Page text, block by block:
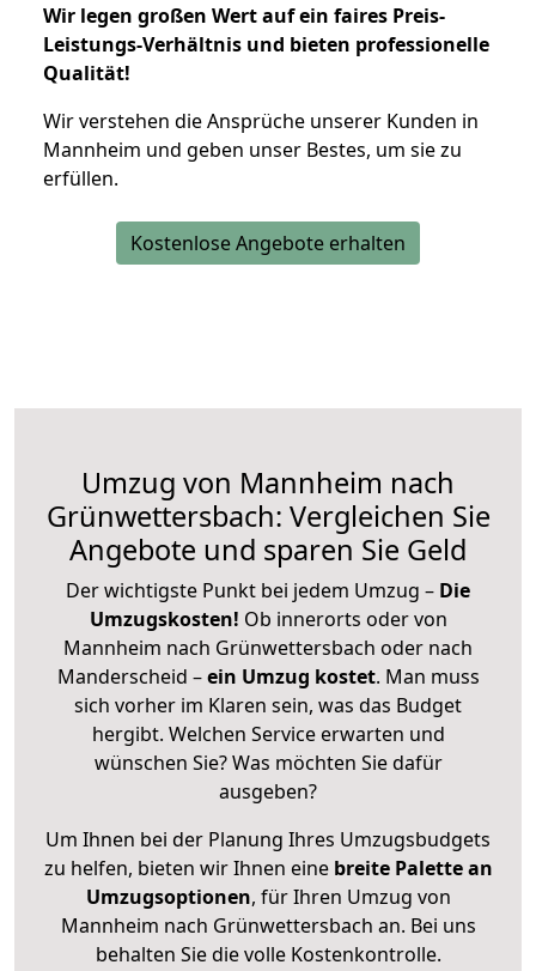
Wir legen großen Wert auf ein faires Preis-
Leistungs-Verhältnis und bieten professionelle
Qualität!
Wir verstehen die Ansprüche unserer Kunden in
Mannheim und geben unser Bestes, um sie zu
erfüllen.
Kostenlose Angebote erhalten
Umzug von Mannheim nach
Grünwettersbach: Vergleichen Sie
Angebote und sparen Sie Geld
Der wichtigste Punkt bei jedem Umzug – Die
Umzugskosten! Ob innerorts oder von
Mannheim nach Grünwettersbach oder nach
Manderscheid –ein Umzug kostet. Man muss
sich vorher im Klaren sein, was das Budget
hergibt. Welchen Service erwarten und
wünschen Sie? Was möchten Sie dafür
ausgeben?
Um Ihnen bei der Planung Ihres Umzugsbudgets
zu helfen, bieten wir Ihnen eine breite Palette an
Umzugsoptionen, für Ihren Umzug von
Mannheim nach Grünwettersbach an. Bei uns
behalten Sie die volle Kostenkontrolle.